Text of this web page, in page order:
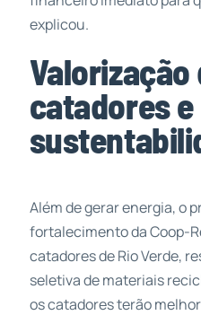
explicou.
Valorização
catadores e
Além de gerar energia, o
fortalecimento da Coop-
catadores de Rio Verde,
seletiva de materiais
os catadores terão